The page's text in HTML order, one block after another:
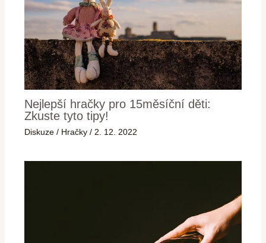
Nejlepší hračky pro 15měsíční děti:
Zkuste tyto tipy!
Diskuze / Hračky /2. 12. 2022